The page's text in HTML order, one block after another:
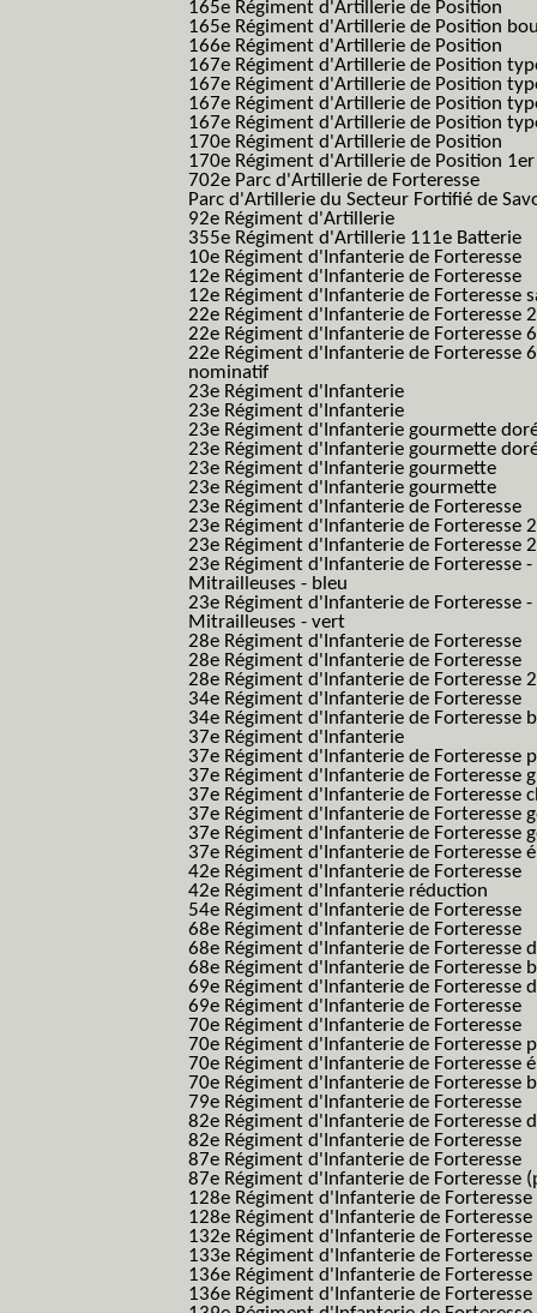
165e Régiment d'Artillerie de Position
165e Régiment d'Artillerie de Position
166e Régiment d'Artillerie de Position
167e Régiment d'Artillerie de Position
167e Régiment d'Artillerie de Position
167e Régiment d'Artillerie de Position
167e Régiment d'Artillerie de Position
170e Régiment d'Artillerie de Position
170e Régiment d'Artillerie de Position
702e Parc d'Artillerie de Forteresse
Parc d'Artillerie du Secteur Fortifié de
92e Régiment d'Artillerie
355e Régiment d'Artillerie 111e Batterie
10e Régiment d'Infanterie de Forteresse
12e Régiment d'Infanterie de Forteresse
12e Régiment d'Infanterie de Forteresse
22e Régiment d'Infanterie de Forteresse
22e Régiment d'Infanterie de Forteresse
22e Régiment d'Infanterie de Forteresse
nominatif
23e Régiment d'Infanterie
23e Régiment d'Infanterie
23e Régiment d'Infanterie gourmette
23e Régiment d'Infanterie gourmette
23e Régiment d'Infanterie gourmette
23e Régiment d'Infanterie gourmette
23e Régiment d'Infanterie de Forteresse
23e Régiment d'Infanterie de Forteresse
23e Régiment d'Infanterie de Forteresse
23e Régiment d'Infanterie de Forteresse
Mitrailleuses - bleu
23e Régiment d'Infanterie de Forteresse
Mitrailleuses - vert
28e Régiment d'Infanterie de Forteresse
28e Régiment d'Infanterie de Forteresse
28e Régiment d'Infanterie de Forteresse
34e Régiment d'Infanterie de Forteresse
34e Régiment d'Infanterie de Forteresse
37e Régiment d'Infanterie
37e Régiment d'Infanterie de Forteresse
37e Régiment d'Infanterie de Forteresse
37e Régiment d'Infanterie de Forteresse
37e Régiment d'Infanterie de Forteresse
37e Régiment d'Infanterie de Forteresse
37e Régiment d'Infanterie de Forteresse
42e Régiment d'Infanterie de Forteresse
42e Régiment d'Infanterie réduction
54e Régiment d'Infanterie de Forteresse
68e Régiment d'Infanterie de Forteresse
68e Régiment d'Infanterie de Forteresse
68e Régiment d'Infanterie de Forteresse
69e Régiment d'Infanterie de Forteresse
69e Régiment d'Infanterie de Forteresse
70e Régiment d'Infanterie de Forteresse
70e Régiment d'Infanterie de Forteresse
70e Régiment d'Infanterie de Forteresse
70e Régiment d'Infanterie de Forteresse
79e Régiment d'Infanterie de Forteresse
82e Régiment d'Infanterie de Forteresse
82e Régiment d'Infanterie de Forteresse
87e Régiment d'Infanterie de Forteresse
87e Régiment d'Infanterie de Forteresse
128e Régiment d'Infanterie de Forteresse
128e Régiment d'Infanterie de
132e Régiment d'Infanterie de Forteresse
133e Régiment d'Infanterie de Forteresse
136e Régiment d'Infanterie de Forteresse
136e Régiment d'Infanterie de